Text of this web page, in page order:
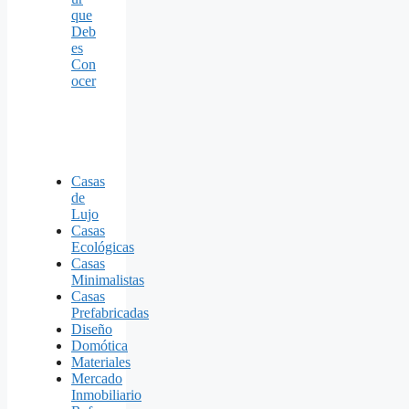
que
Deb
es
Con
ocer
Casas
de
Lujo
Casas
Ecológicas
Casas
Minimalistas
Casas
Prefabricadas
Diseño
Domótica
Materiales
Mercado
Inmobiliario